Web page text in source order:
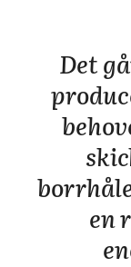
Det
en